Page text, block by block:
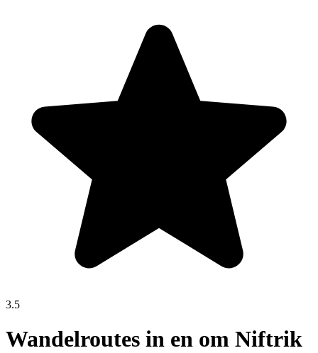
3.5
Wandelroutes in en om Niftrik